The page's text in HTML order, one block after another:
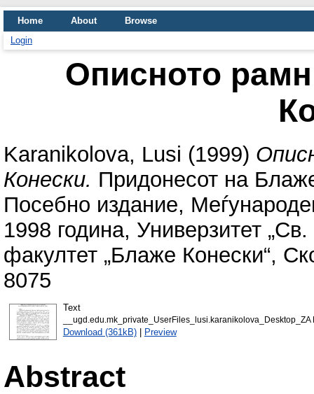
Home About
Browse
Login
Описното
Karanikolova, Lusi (1999)
Конески. Придонесот на
Посебно издание,
1998 година, Универзитет
факултет „Блаже Конески“,
8075
Text
Download (361kB)| Preview
Abstract